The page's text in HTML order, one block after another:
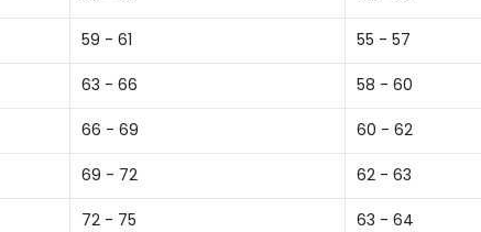
59 - 61 55 - 57
63 - 66 58 - 60
66 - 69 60 - 62
69 - 72 62 - 63
72 - 75 63 - 64